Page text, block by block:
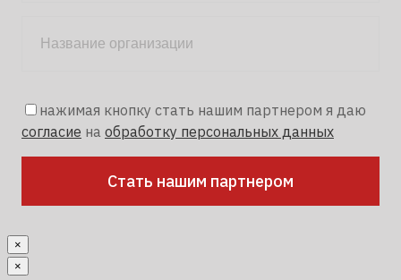
нажимая кнопку стать нашим партнером я даю
согласие на обработку персональных данных
×
×